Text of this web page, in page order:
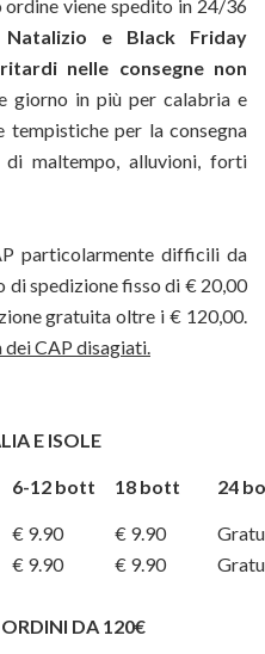
viene spedito in 24/36
e Black Friday
nelle consegne non
giorno in più per calabria e
tempistiche per la consegna
maltempo, alluvioni, forti
particolarmente difficili da
di spedizione fisso di € 20,00
gratuita oltre i € 120,00.
CAP disagiati.
E ISOLE
6-12 bott 18 bott 24
€ 9.90 € 9.90
€ 9.90 € 9.90
DA 120€